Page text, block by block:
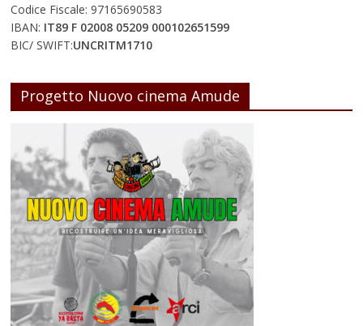
Codice Fiscale: 97165690583
IBAN: IT89 F 02008 05209 000102651599
BIC/ SWIFT:UNCRITM1710
Progetto Nuovo cinema Amude